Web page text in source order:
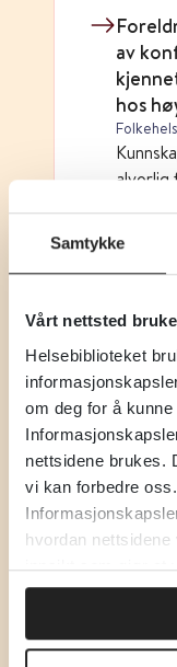
Samtykke
Vårt nettsted
Helsebiblioteket
om deg for å
nettsidene brukes.
vi kan forbedre oss.
hvordan
innsikt som gjør at
av
hos
alvorlig
Hjelp
Barne-,
Barne-,
(Bufdir) •
Norge